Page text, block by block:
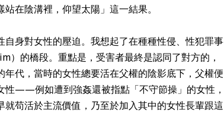
在陰溝裡，仰望太陽」這一結果。
身對女性的壓迫。我想起了在種種性侵、性犯罪事
）的橋段。重點是，受害者最終是認同了對方的，
代，當時的女性總要活在父權的陰影底下，父權便
性——例如遭到強姦還被指點「不守節操」的女性，
苟活於主流價值，乃至於加入其中的女性長輩跟這